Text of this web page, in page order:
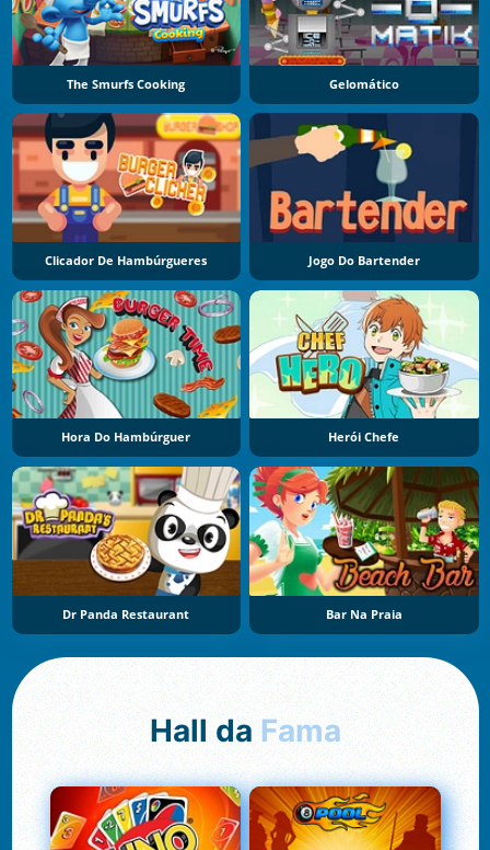
The Smurfs Cooking Gelomático
Clicador De Hambúrgueres Jogo Do Bartender
Hora Do Hambúrguer Herói Chefe
Dr Panda Restaurant Bar Na Praia
Hall da Fama